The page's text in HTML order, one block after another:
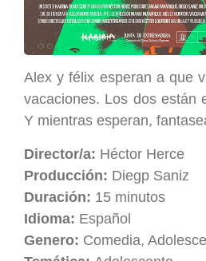
Alex y félix esperan a que
vacaciones. Los dos están
Y mientras esperan,
Director/a: Héctor Herce
Producción: Diegp Saniz
Duración: 15 minutos
Idioma: Español
Genero: Comedia,